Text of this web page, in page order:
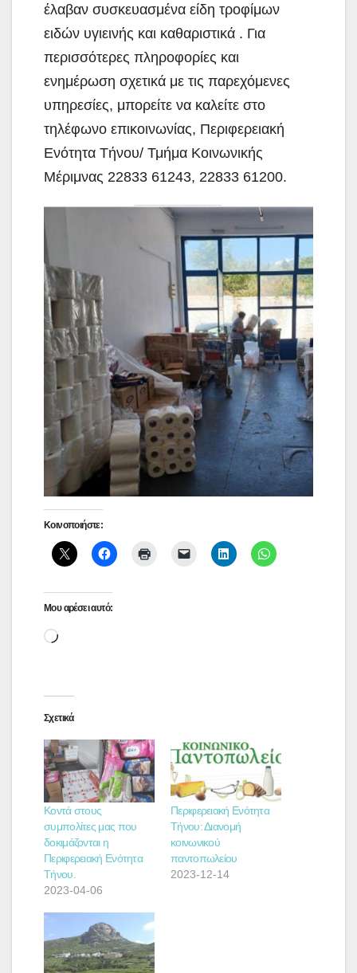
έλαβαν συσκευασμένα είδη τροφίμων
ειδών υγιεινής και καθαριστικά . Για
περισσότερες πληροφορίες και
ενημέρωση σχετικά με τις παρεχόμενες
υπηρεσίες, μπορείτε να καλείτε στο
τηλέφωνο επικοινωνίας, Περιφερειακή
Ενότητα Τήνου/ Τμήμα Κοινωνικής
Μέριμνας 22833 61243, 22833 61200.
Κοινοποιήστε:
Μου αρέσει αυτό:
Loading…
Σχετικά
Κοντά στους
συμπολίτες μας που
δοκιμάζονται η
Περιφερειακή Ενότητα
Τήνου.
2023-04-06
Περιφερειακή Ενότητα
Τήνου: Διανομή
κοινωνικού
παντοπωλείου
2023-12-14